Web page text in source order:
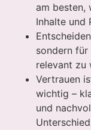
am besten,
Inhalte und
sondern
relevant zu
Vertrauen
wichtig –
und